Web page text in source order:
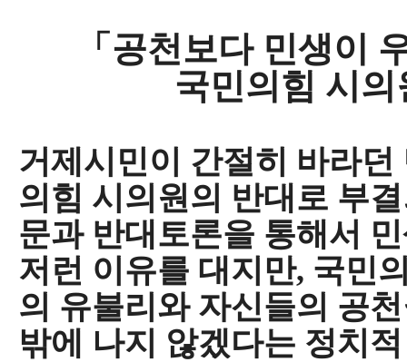
「 공천보다 민생이
국민의힘 시
거제시민이 간절히 바라
의힘 시의원의 반대로 부
문과 반대토론을 통해서
저런 이유를 대지만, 국민
의 유불리와 자신들의 공
밖에 나지 않겠다는 정치